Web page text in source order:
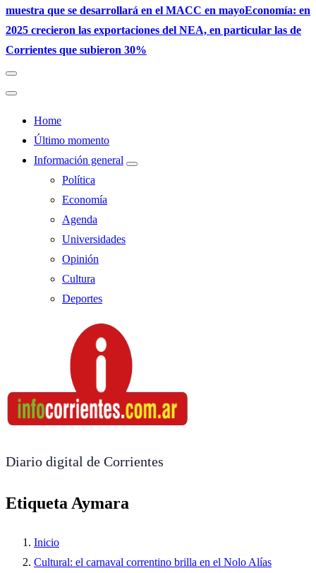
muestra que se desarrollará en el MACC en mayoEconomía: en
2025 crecieron las exportaciones del NEA, en particular las de
Corrientes que subieron 30%
Home
Último momento
Información general
Política
Economía
Agenda
Universidades
Opinión
Cultura
Deportes
Diario digital de Corrientes
Etiqueta Aymara
Inicio
Cultural: el carnaval correntino brilla en el Nolo Alías